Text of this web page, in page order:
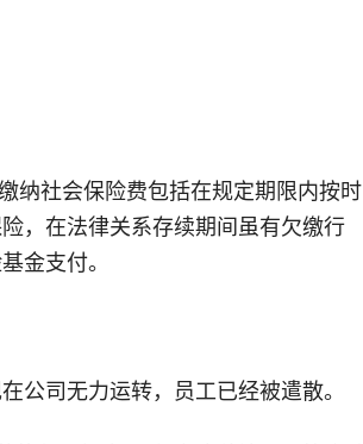
纳社会保险费包括在规定期限内按时
，在法律关系存续期间虽有欠缴行
金支付。
公司无力运转，员工已经被遣散。